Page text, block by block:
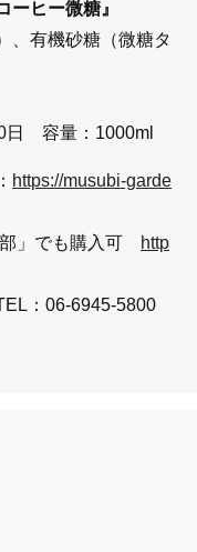
ーヒー微糖』
、有機砂糖（微糖タ
日 容量：1000ml
https://musubi-garde
部」でも購入可
http
：06-6945-5800